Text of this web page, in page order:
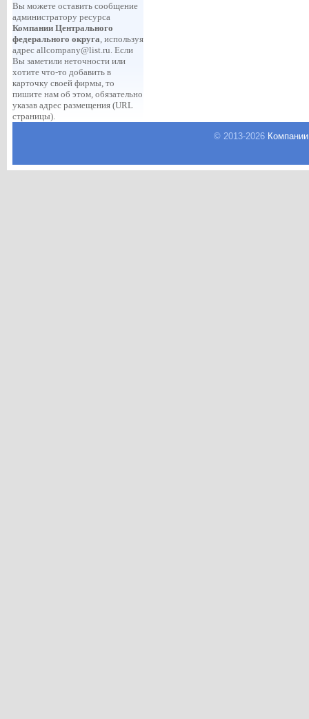
Вы можете оставить сообщение
администратору ресурса
Компании Центрального
федерального округа, используя
адрес allcompany@list.ru. Если
Вы заметили неточности или
хотите что-то добавить в
карточку своей фирмы, то
пишите нам об этом, обязательно
указав адрес размещения (URL
страницы).
© 2013-2026